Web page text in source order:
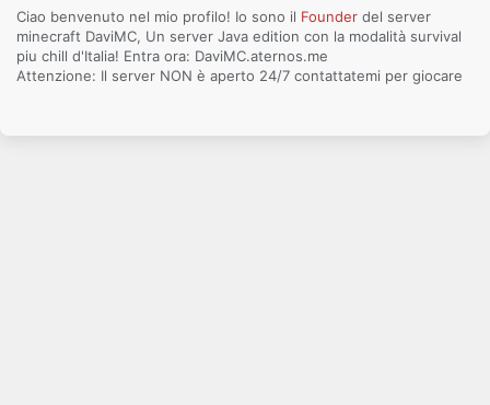
Ciao benvenuto nel mio profilo! Io sono il Founder del server
minecraft DaviMC, Un server Java edition con la modalità survival
piu chill d'Italia! Entra ora: DaviMC.aternos.me
Attenzione: Il server NON è aperto 24/7 contattatemi per giocare